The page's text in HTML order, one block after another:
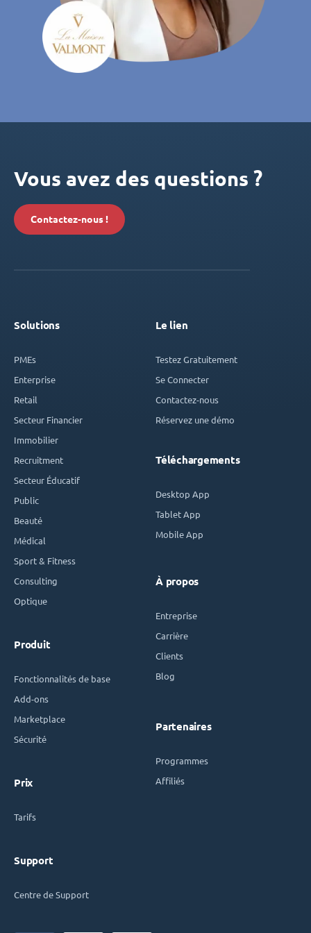
Vous avez des questions ?
Contactez-nous !
Solutions
PMEs
Enterprise
Retail
Secteur Financier
Immobilier
Recruitment
Secteur Éducatif
Public
Beauté
Médical
Sport & Fitness
Consulting
Optique
Produit
Fonctionnalités de base
Add-ons
Marketplace
Sécurité
Prix
Tarifs
Support
Centre de Support
Le lien
Testez Gratuitement
Se Connecter
Contactez-nous
Réservez une démo
Téléchargements
Desktop App
Tablet App
Mobile App
À propos
Entreprise
Carrière
Clients
Blog
Partenaires
Programmes
Affiliés